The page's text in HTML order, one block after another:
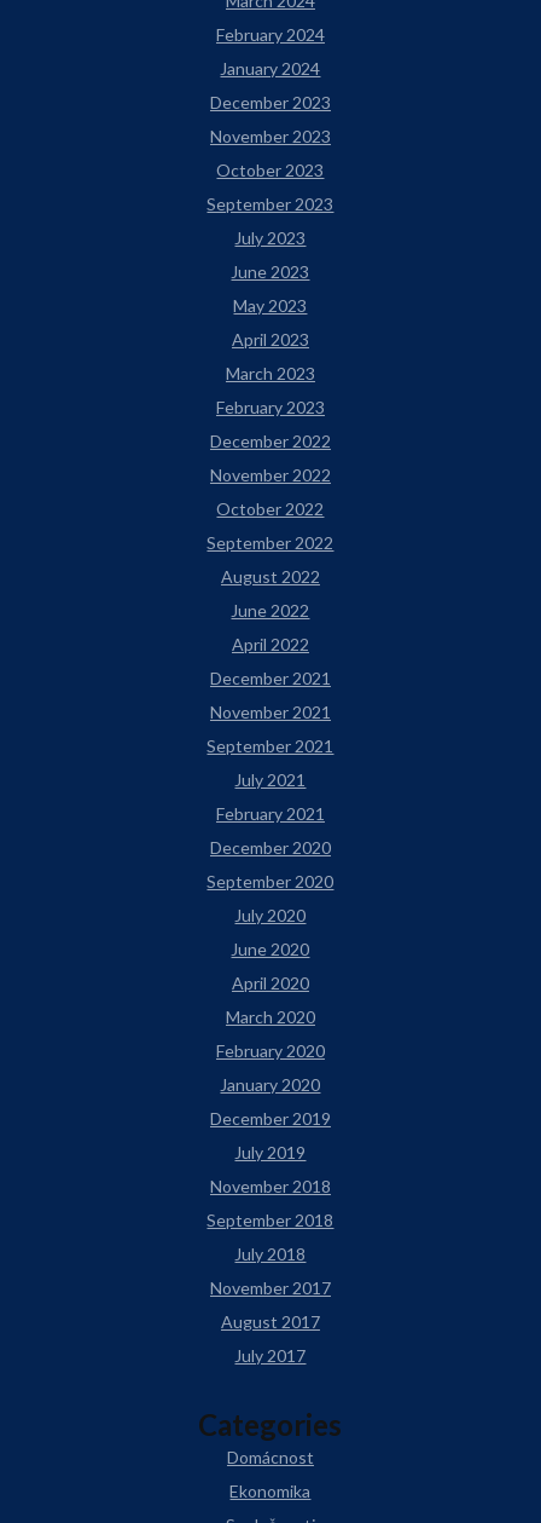
February 2024
January 2024
December 2023
November 2023
October 2023
September 2023
July 2023
June 2023
May 2023
April 2023
March 2023
February 2023
December 2022
November 2022
October 2022
September 2022
August 2022
June 2022
April 2022
December 2021
November 2021
September 2021
July 2021
February 2021
December 2020
September 2020
July 2020
June 2020
April 2020
March 2020
February 2020
January 2020
December 2019
July 2019
November 2018
September 2018
July 2018
November 2017
August 2017
July 2017
Categories
Domácnost
Ekonomika